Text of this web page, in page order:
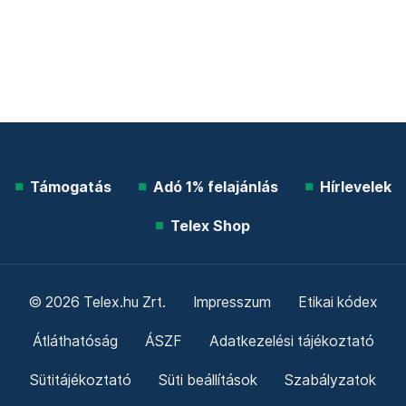
Támogatás Adó 1% felajánlás Hírlevelek
Telex Shop
© 2026 Telex.hu Zrt. Impresszum Etikai kódex
Átláthatóság ÁSZF Adatkezelési tájékoztató
Sütitájékoztató Süti beállítások Szabályzatok